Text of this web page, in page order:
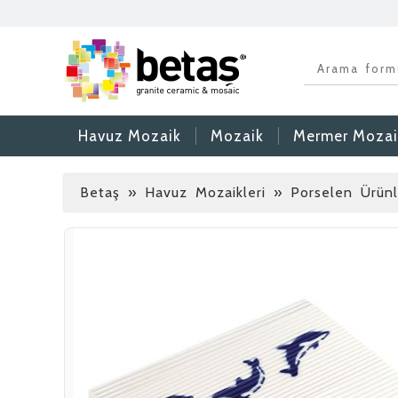
Havuz Mozaik Mozaik Mermer
Betaş » Havuz Mozaikleri » Porselen